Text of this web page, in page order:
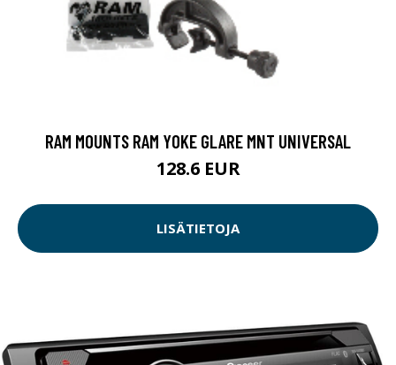
RAM MOUNTS RAM YOKE GLARE MNT UNIVERSAL
128.6 EUR
LISÄTIETOJA